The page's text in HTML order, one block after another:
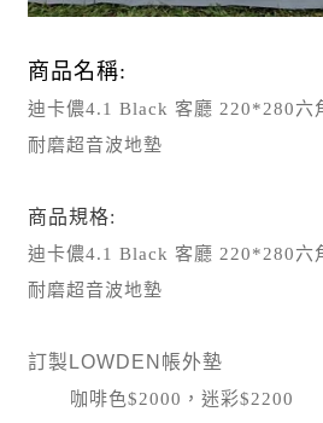
商品名稱:
迪卡儂4.1 Black 客廳 220*280六
耐磨超音波地墊
商品規格:
迪卡儂4.1 Black 客廳 220*280六
耐磨超音波地墊
訂製LOWDEN帳外墊
咖啡色$2000，迷彩$2200